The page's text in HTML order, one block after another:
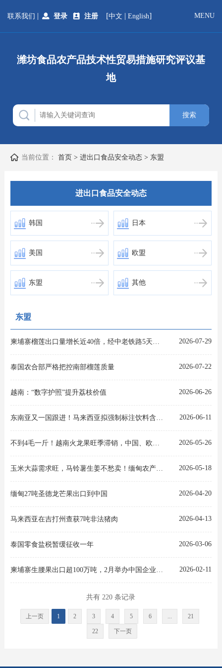
联系我们 | 登录 注册 [中文 | English] MENU
潍坊食品农产品技术性贸易措施研究评议基
地
当前位置： 首页 > 进出口食品安全动态> 东盟
进出口食品安全动态
韩国 日本
美国 欧盟
东盟 其他
东盟
2026-07-29
柬埔寨榴莲出口量增长近40倍，经中老铁路5天直达
2026-07-22
泰国农合部严格把控南部榴莲质量
2026-06-26
越南：“数字护照”提升荔枝价值
2026-06-11
东南亚又一国跟进！马来西亚拟强制标注饮料含糖等级，中国出口企业需提前布局
2026-05-26
不到4毛一斤！越南火龙果旺季滞销，中国、欧洲市场均遇冷
2026-05-18
玉米大蒜需求旺，马铃薯生姜不愁卖！缅甸农产品流通全线发力
2026-04-20
缅甸27吨圣德龙芒果出口到中国
2026-04-13
马来西亚在吉打州查获7吨非法猪肉
2026-03-06
泰国零食盐税暂缓征收一年
2026-02-11
柬埔寨生腰果出口超100万吨，2月举办中国企业对接会
共有 220 条记录
上一页 1 2 3 4 5 6 ... 21
22 下一页